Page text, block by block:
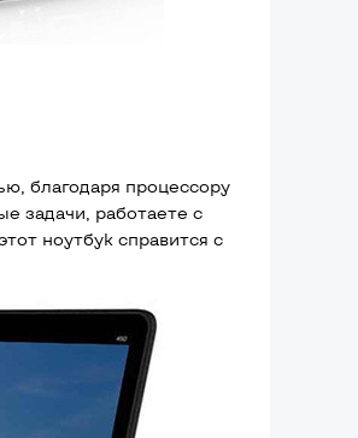
благодаря процессору
задачи, работаете с
ноутбук справится с